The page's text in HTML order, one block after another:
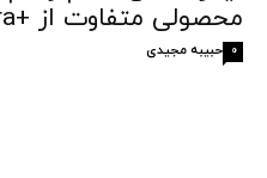
محصولی متفاوت از +Terra
حبیبه مجیدی 0